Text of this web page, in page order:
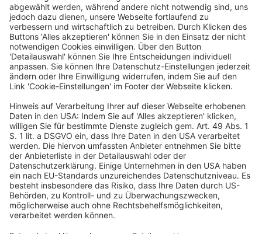
Seit August 2019 ist Chien Brendel Head of IT bei der Kochlöffel
GmbH, einem Gastronomieunternehmen mit 76 Standorten in
Deutschland. Gemeinsam mit seinem Team treibt er die
Digitalisierung voran und entwickelt praxisnahe digitale Lösungen
für die besonderen Anforderungen der Systemgastronomie von
automatisierten Prozessen über mobile Anwendungen bis hin zu
modernen Tools für die Mitarbeitenden. Sein Fokus liegt auf IT,
die den Filialalltag spürbar vereinfacht, echten Mehrwert schafft
und die Kundenbindung stärkt.
Ein Business-Event von: